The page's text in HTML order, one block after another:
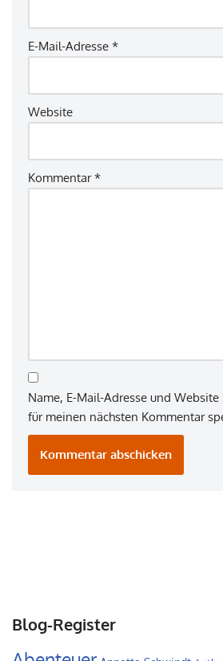
E-Mail-Adresse *
Website
Kommentar*
Name, E-Mail-Adresse und
für meinen nächsten Kommentar
Blog-Register